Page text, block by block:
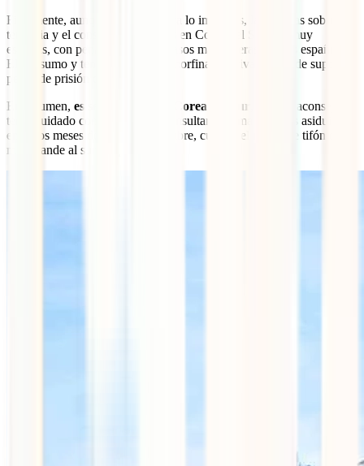
Finalmente, aunque seguro que ya lo imaginas, las normas sobre la
tenencia y el consumo de
en Corea del Sur son muy
estrictas, con penas en muchos casos más severas que las españolas.
El consumo y tenencia de opio, morfina o derivados puede suponer
penas de prisión de hasta 5 años.
En resumen, es seguro viajar a Corea del Sur
, pero se aconseja
tener cuidado con los hurtos y consultar el clima con más asiduidad
entre los meses de julio y septiembre, cuando el riesgo de tifón es
más grande al sur del país.